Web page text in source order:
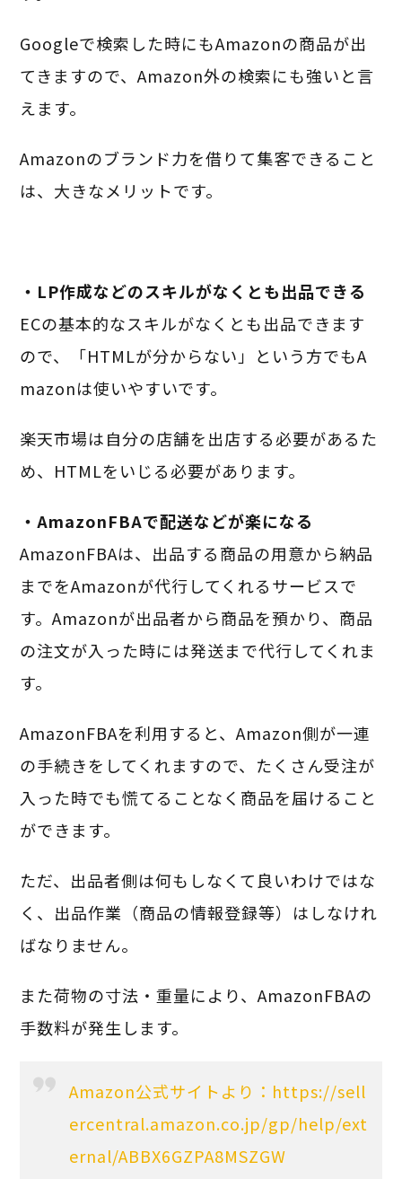
Googleで検索した時にもAmazonの商品が出
てきますので、Amazon外の検索にも強いと言
えます。
Amazonのブランド力を借りて集客できること
は、大きなメリットです。
・LP作成などのスキルがなくとも出品できる
ECの基本的なスキルがなくとも出品できます
ので、「HTMLが分からない」という方でもA
mazonは使いやすいです。
楽天市場は自分の店舗を出店する必要があるた
め、HTMLをいじる必要があります。
・AmazonFBAで配送などが楽になる
AmazonFBAは、出品する商品の用意から納品
までをAmazonが代行してくれるサービスで
す。Amazonが出品者から商品を預かり、商品
の注文が入った時には発送まで代行してくれま
す。
AmazonFBAを利用すると、Amazon側が一連
の手続きをしてくれますので、たくさん受注が
入った時でも慌てることなく商品を届けること
ができます。
ただ、出品者側は何もしなくて良いわけではな
く、出品作業（商品の情報登録等）はしなけれ
ばなりません。
また荷物の寸法・重量により、AmazonFBAの
手数料が発生します。
Amazon公式サイトより：https://sell
ercentral.amazon.co.jp/gp/help/ext
ernal/ABBX6GZPA8MSZGW